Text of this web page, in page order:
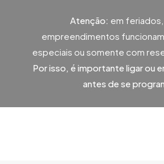
Atenção: em feriados,
empreendimentos
especiais ou somente com
Por isso, é importante ligar ou
antes de se